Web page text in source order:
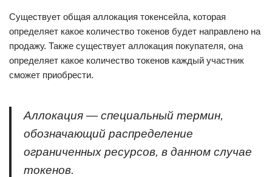
Существует общая аллокация токенсейла, которая
определяет какое количество токенов будет направлено на
продажу. Также существует аллокация покупателя, она
определяет какое количество токенов каждый участник
сможет приобрести.
Аллокация — специальный термин,
обозначающий распределение
ограниченных ресурсов, в данном случае
токенов.